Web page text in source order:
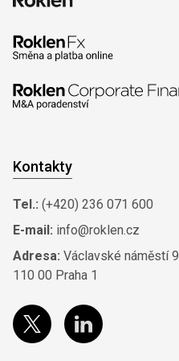
Kontakty
Tel.: (+420) 236 071 600
E-mail: info@roklen.cz
Adresa: Václavské náměstí 9
110 00 Praha 1